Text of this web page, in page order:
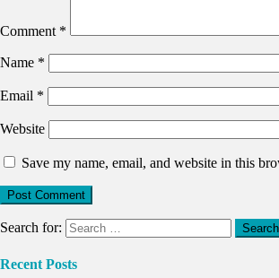
Comment *
Name *
Email *
Website
Save my name, email, and website in this
Search for:
Recent Posts